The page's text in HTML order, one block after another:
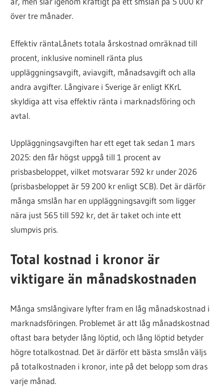
över tre månader.
Effektiv räntaLånets totala årskostnad omräknad till
procent, inklusive nominell ränta plus
uppläggningsavgift, aviavgift, månadsavgift och alla
andra avgifter. Långivare i Sverige är enligt KKrL
skyldiga att visa effektiv ränta i marknadsföring och
avtal.
Uppläggningsavgiften har ett eget tak sedan 1 mars
2025: den får högst uppgå till 1 procent av
prisbasbeloppet, vilket motsvarar 592 kr under 2026
(prisbasbeloppet är 59 200 kr enligt SCB). Det är därför
många smslån har en uppläggningsavgift som ligger
nära just 565 till 592 kr, det är taket och inte ett
slumpvis pris.
Total kostnad i kronor är
viktigare än månadskostnaden
Många smslångivare lyfter fram en låg månadskostnad i
marknadsföringen. Problemet är att låg månadskostnad
oftast bara betyder lång löptid, och lång löptid betyder
högre totalkostnad. Det är därför ett bästa smslån väljs
på totalkostnaden i kronor, inte på det belopp som dras
varje månad.